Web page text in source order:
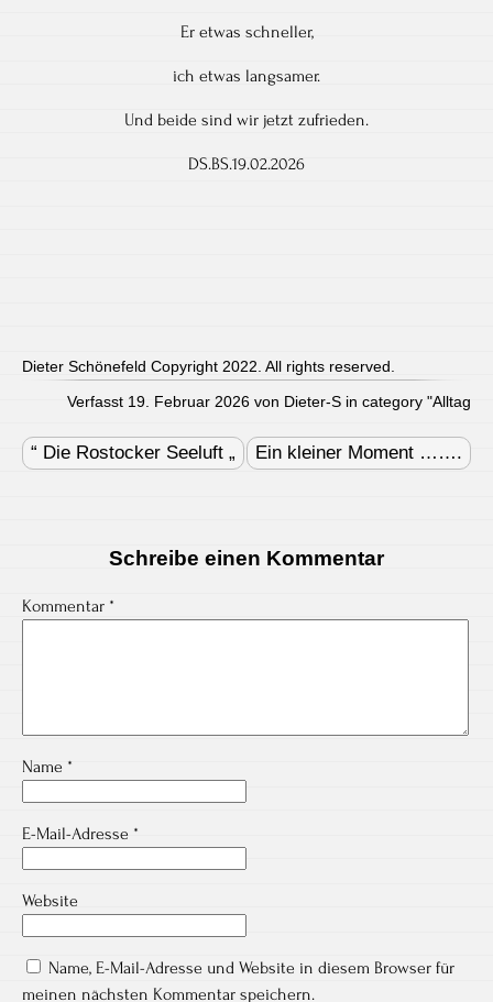
Er etwas schneller,
ich etwas langsamer.
Und beide sind wir jetzt zufrieden.
DS.BS.19.02.2026
Dieter Schönefeld Copyright 2022. All rights reserved.
Verfasst 19. Februar 2026 von Dieter-S in category "Alltag
navigation
“ Die Rostocker Seeluft „ Ein kleiner Moment …….
Schreibe einen Kommentar
Kommentar *
Name *
E-Mail-Adresse *
Website
Name, E-Mail-Adresse und Website in diesem Browser für
meinen nächsten Kommentar speichern.